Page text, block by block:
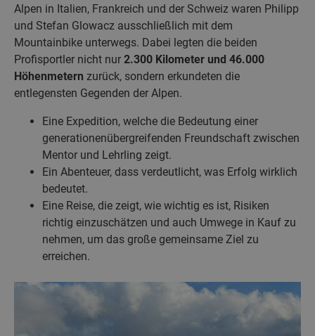
Alpen in Italien, Frankreich und der Schweiz waren Philipp
und Stefan Glowacz ausschließlich mit dem
Mountainbike unterwegs. Dabei legten die beiden
Profisportler nicht nur 2.300 Kilometer und 46.000
Höhenmetern zurück, sondern erkundeten die
entlegensten Gegenden der Alpen.
Eine Expedition, welche die Bedeutung einer
generationenübergreifenden Freundschaft zwischen
Mentor und Lehrling zeigt.
Ein Abenteuer, dass verdeutlicht, was Erfolg wirklich
bedeutet.
Eine Reise, die zeigt, wie wichtig es ist, Risiken
richtig einzuschätzen und auch Umwege in Kauf zu
nehmen, um das große gemeinsame Ziel zu
erreichen.